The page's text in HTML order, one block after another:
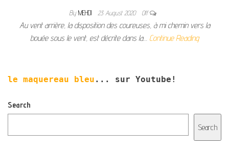
By MEHDI 23 August 2020 Off
Au vent arrière, la disposition des coureuses, à mi chemin vers la
bouée sous le vent, est décrite dans la… Continue Reading
le maquereau bleu ... sur Youtube!
Search
Search